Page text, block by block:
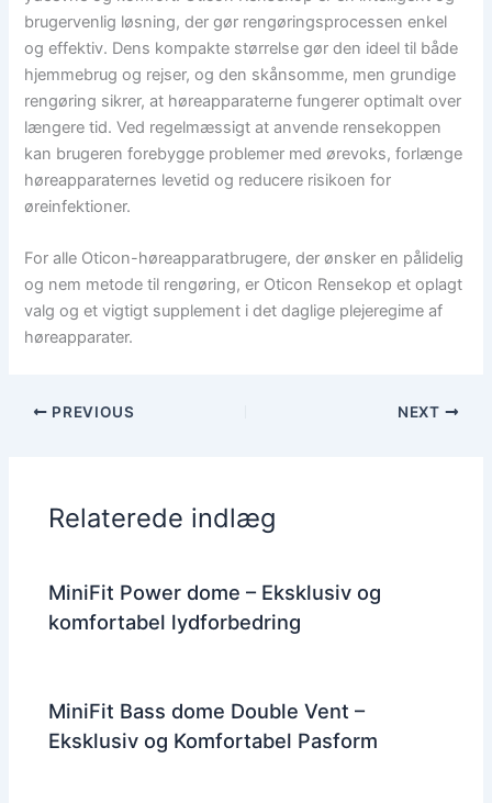
brugervenlig løsning, der gør rengøringsprocessen enkel
og effektiv. Dens kompakte størrelse gør den ideel til både
hjemmebrug og rejser, og den skånsomme, men grundige
rengøring sikrer, at høreapparaterne fungerer optimalt over
længere tid. Ved regelmæssigt at anvende rensekoppen
kan brugeren forebygge problemer med ørevoks, forlænge
høreapparaternes levetid og reducere risikoen for
øreinfektioner.
For alle Oticon-høreapparatbrugere, der ønsker en pålidelig
og nem metode til rengøring, er Oticon Rensekop et oplagt
valg og et vigtigt supplement i det daglige plejeregime af
høreapparater.
PREVIOUS NEXT
Relaterede indlæg
MiniFit Power dome – Eksklusiv og
komfortabel lydforbedring
MiniFit Bass dome Double Vent –
Eksklusiv og Komfortabel Pasform